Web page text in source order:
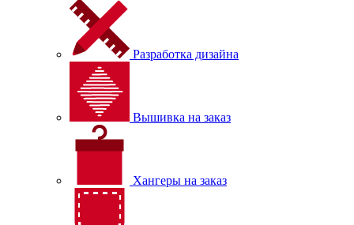
Разработка дизайна
Вышивка на заказ
Хангеры на заказ